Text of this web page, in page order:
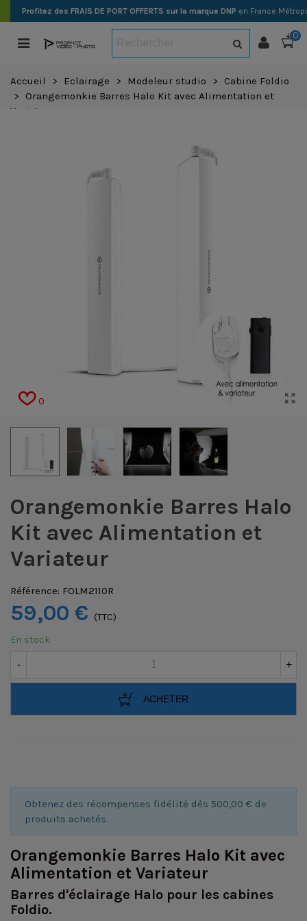
Profitez des FRAIS DE PORT OFFERTS sur la marque DNP en France
0
Accueil > Eclairage > Modeleur studio >
Cabine Foldio
>
Orangemonkie Barres Halo Kit avec Alimentation et
Variateur
0
Orangemonkie Barres Halo
Kit avec Alimentation et
Variateur
Référence: FOLM2110R
59,00 € (TTC)
En stock
- +
ACHETER
Obtenez des récompenses fidélité dès 500,00 € de
produits achetés.
Orangemonkie Barres Halo Kit avec
Alimentation et Variateur
Barres d'éclairage Halo pour les cabines
Foldio.